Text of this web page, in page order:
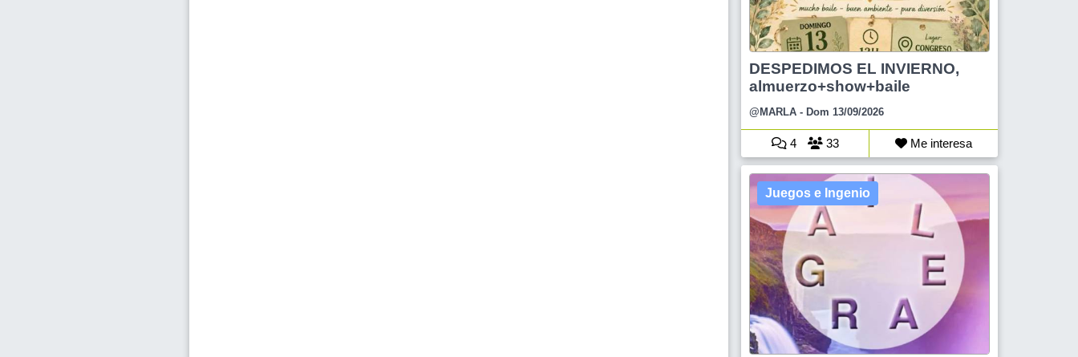
DESPEDIMOS EL INVIERNO,
almuerzo+show+baile
@MARLA - Dom 13/09/2026
4 33 Me interesa
Juegos e Ingenio